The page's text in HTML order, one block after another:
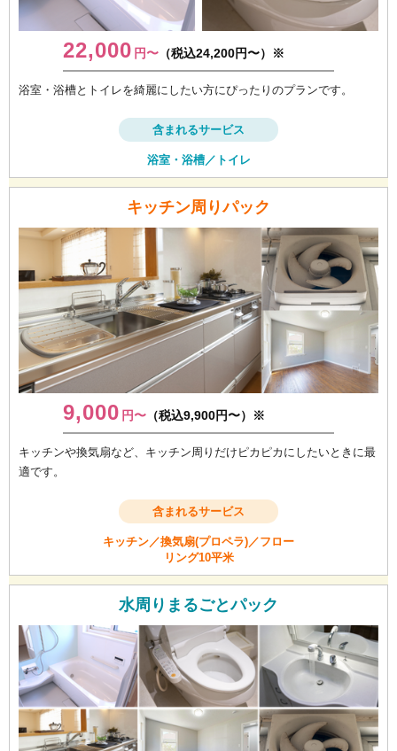
22,000 円〜（税込24,200円〜）※
浴室・浴槽とトイレを綺麗にしたい方にぴったりのプランです。
含まれるサービス
浴室・浴槽／トイレ
キッチン周りパック
9,000 円〜（税込9,900円〜）※
キッチンや換気扇など、キッチン周りだけピカピカにしたいときに最
適です。
含まれるサービス
キッチン／換気扇(プロペラ)／フロー
リング10平米
水周りまるごとパック